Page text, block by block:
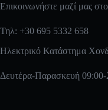
Επικοινωνήστε μαζί μας
Τηλ: +30 695 5332 658
Ηλεκτρικό Κατάστημα
Δευτέρα-Παρασκευή